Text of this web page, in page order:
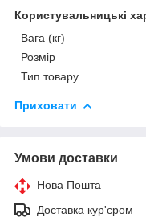
Користувальницькі
Вага (кг)
Розмір
Тип товару
Приховати
Умови доставки
Нова Пошта
Доставка кур'єром